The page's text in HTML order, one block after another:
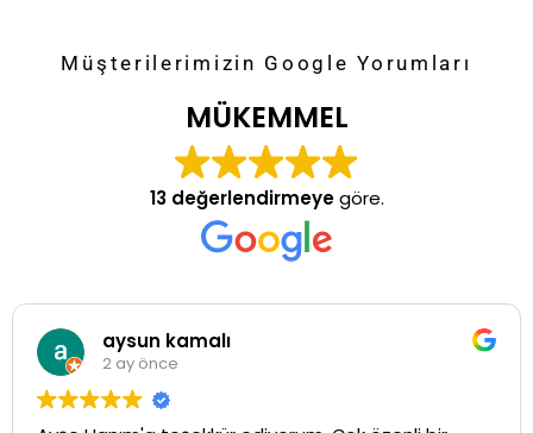
Müşterilerimizin Google Yorumları
MÜKEMMEL
13 değerlendirmeyegöre.
aysun kamalı
2 ay önce